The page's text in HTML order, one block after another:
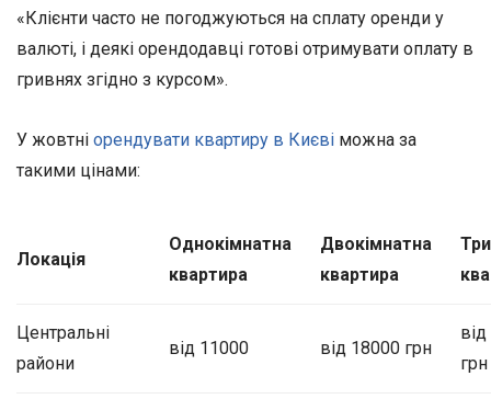
«Клієнти часто не погоджуються на сплату оренди у
валюті, і деякі орендодавці готові отримувати оплату в
гривнях згідно з курсом».
У жовтні орендувати квартиру в Києві можна за
такими цінами:
Локація
Однокімнатна
квартира
Двокімнатна
квартира
Центральні
райони
від 11000 від 18000 грн
грн